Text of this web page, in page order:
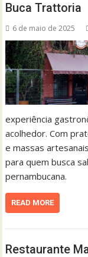
Buca Trattoria
6 de maio de 2025
experiência
acolhedor. Com
e massas
para quem busca
pernambucana.
READ MORE
Restaurante